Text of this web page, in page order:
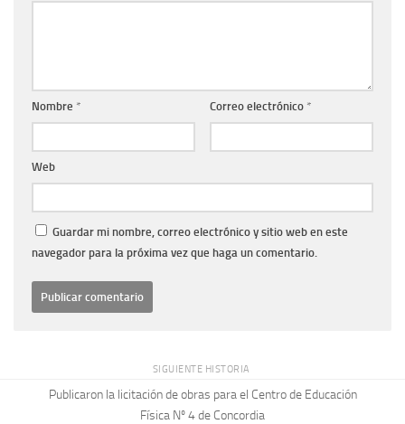
Nombre * Correo electrónico *
Web
Guardar mi nombre, correo electrónico y sitio web en este
navegador para la próxima vez que haga un comentario.
SIGUIENTE HISTORIA
Publicaron la licitación de obras para el Centro de Educación
Física Nº 4 de Concordia